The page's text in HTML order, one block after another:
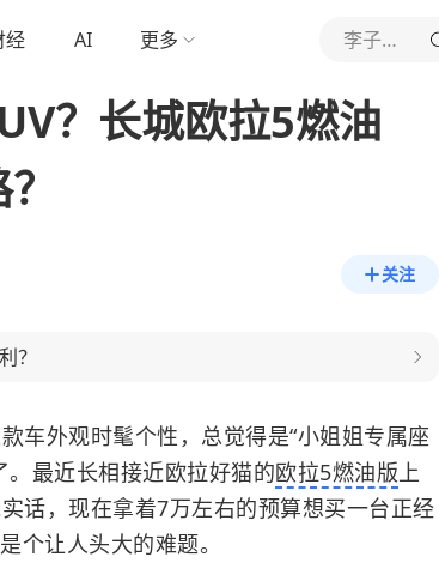
经 AI 更多 李子汽车谈
？长城欧拉5燃油
关注
？
车外观时髦个性，总觉得是“小姐姐专属座
。最近长相接近欧拉好猫的欧拉5燃油版上
话，现在拿着7万左右的预算想买一台正经
个让人头大的难题。